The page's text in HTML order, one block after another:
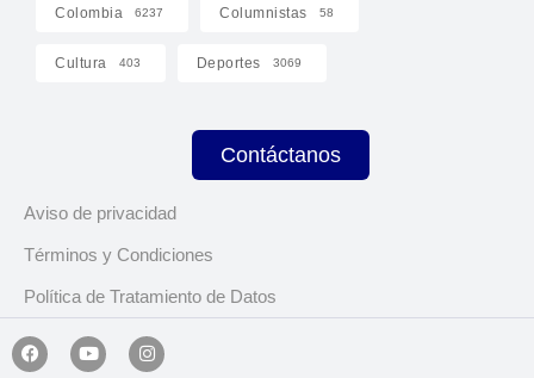
Colombia 6237 Columnistas 58
Cultura 403 Deportes 3069
Contáctanos
Aviso de privacidad
Términos y Condiciones
Política de Tratamiento de Datos